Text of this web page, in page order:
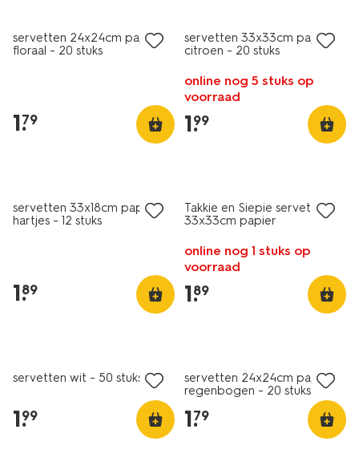
servetten 24x24cm papier
floraal - 20 stuks
1.
79
servetten 33x33cm papier
citroen - 20 stuks
online nog 5 stuks op
voorraad
1.
99
servetten 33x18cm papier
hartjes - 12 stuks
1.
89
Takkie en Siepie servetten
33x33cm papier
online nog 1 stuks op
voorraad
1.
89
servetten wit - 50 stuks
1.
99
servetten 24x24cm papier
regenbogen - 20 stuks
1.
79